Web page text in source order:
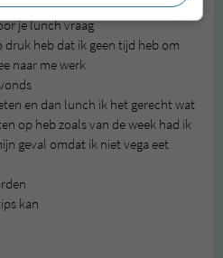
je lunch vraag
heb dat ik geen tijd heb om
naar me werk
en dan lunch ik het gerecht wat
op heb zoals van de week had ik
geval omdat ik niet vega eet
kan